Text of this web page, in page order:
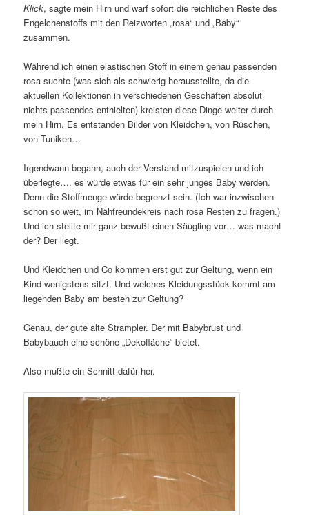
Klick, sagte mein Hirn und warf sofort die reichlichen Reste des
Engelchenstoffs mit den Reizworten „rosa“ und „Baby“
zusammen.
Während ich einen elastischen Stoff in einem genau passenden
rosa suchte (was sich als schwierig herausstellte, da die
aktuellen Kollektionen in verschiedenen Geschäften absolut
nichts passendes enthielten) kreisten diese Dinge weiter durch
mein Hirn. Es entstanden Bilder von Kleidchen, von Rüschen,
von Tuniken…
Irgendwann begann, auch der Verstand mitzuspielen und ich
überlegte…. es würde etwas für ein sehr junges Baby werden.
Denn die Stoffmenge würde begrenzt sein. (Ich war inzwischen
schon so weit, im Nähfreundekreis nach rosa Resten zu fragen.)
Und ich stellte mir ganz bewußt einen Säugling vor… was macht
der? Der liegt.
Und Kleidchen und Co kommen erst gut zur Geltung, wenn ein
Kind wenigstens sitzt. Und welches Kleidungsstück kommt am
liegenden Baby am besten zur Geltung?
Genau, der gute alte Strampler. Der mit Babybrust und
Babybauch eine schöne „Dekofläche“ bietet.
Also mußte ein Schnitt dafür her.